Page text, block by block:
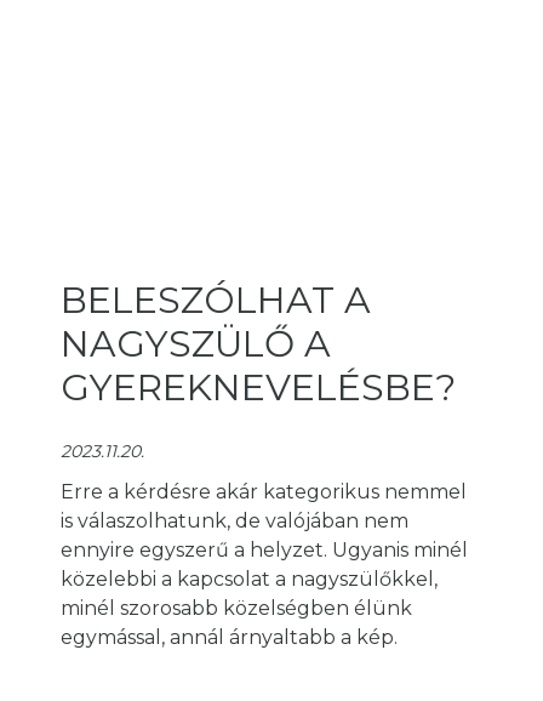
BELESZÓLHAT A
NAGYSZÜLŐ A
GYEREKNEVELÉSBE?
2023.11.20.
Erre a kérdésre akár kategorikus nemmel
is válaszolhatunk, de valójában nem
ennyire egyszerű a helyzet. Ugyanis minél
közelebbi a kapcsolat a nagyszülőkkel,
minél szorosabb közelségben élünk
egymással, annál árnyaltabb a kép.